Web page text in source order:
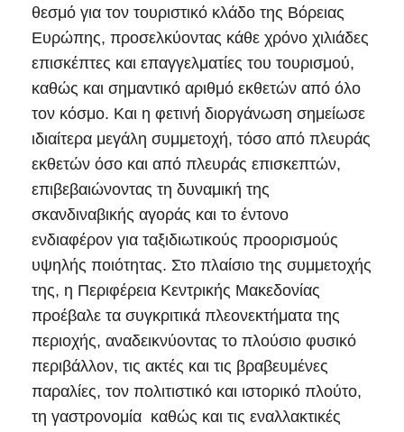
θεσμό για τον τουριστικό κλάδο της Βόρειας
Ευρώπης, προσελκύοντας κάθε χρόνο χιλιάδες
επισκέπτες και επαγγελματίες του τουρισμού,
καθώς και σημαντικό αριθμό εκθετών από όλο
τον κόσμο. Και η φετινή διοργάνωση σημείωσε
ιδιαίτερα μεγάλη συμμετοχή, τόσο από πλευράς
εκθετών όσο και από πλευράς επισκεπτών,
επιβεβαιώνοντας τη δυναμική της
σκανδιναβικής αγοράς και το έντονο
ενδιαφέρον για ταξιδιωτικούς προορισμούς
υψηλής ποιότητας. Στο πλαίσιο της συμμετοχής
της, η Περιφέρεια Κεντρικής Μακεδονίας
προέβαλε τα συγκριτικά πλεονεκτήματα της
περιοχής, αναδεικνύοντας το πλούσιο φυσικό
περιβάλλον, τις ακτές και τις βραβευμένες
παραλίες, τον πολιτιστικό και ιστορικό πλούτο,
τη γαστρονομία καθώς και τις εναλλακτικές